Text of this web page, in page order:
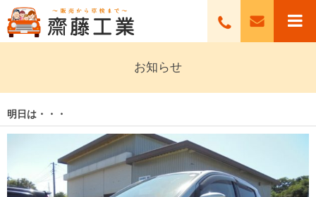
お知らせ
明日は・・・